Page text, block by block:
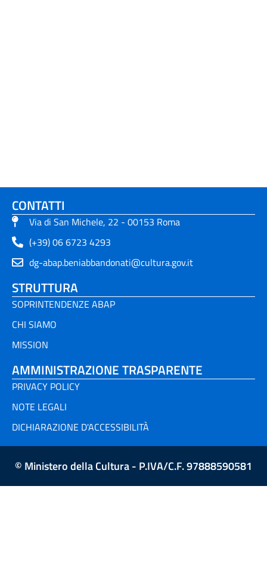
CONTATTI
Via di San Michele, 22 - 00153 Roma
(+39) 06 6723 4293
dg-abap.beniabbandonati@cultura.gov.it
STRUTTURA
SOPRINTENDENZE ABAP
CHI SIAMO
MISSION
AMMINISTRAZIONE TRASPARENTE
PRIVACY POLICY
NOTE LEGALI
DICHIARAZIONE D'ACCESSIBILITÀ
© Ministero della Cultura - P.IVA/C.F. 97888590581